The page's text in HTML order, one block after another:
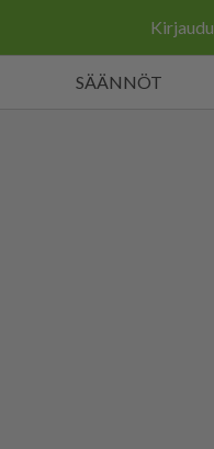
Kirjaudu
SÄÄNNÖT